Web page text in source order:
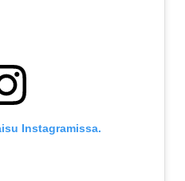
Instagramissa.